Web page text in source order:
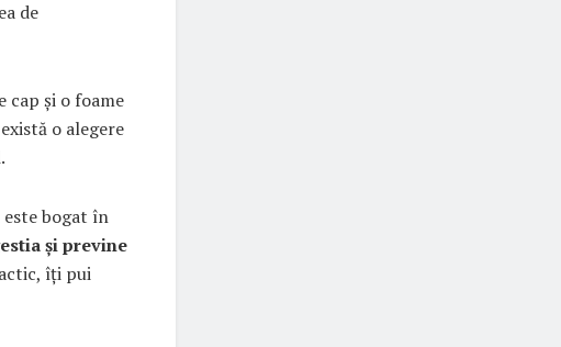
de
cap și o foame
o alegere
.
bogat în
și previne
îți pui